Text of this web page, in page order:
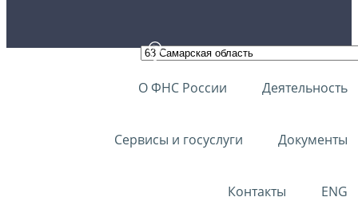
О ФНС России Деятельность
Сервисы и госуслуги Документы
Контакты ENG